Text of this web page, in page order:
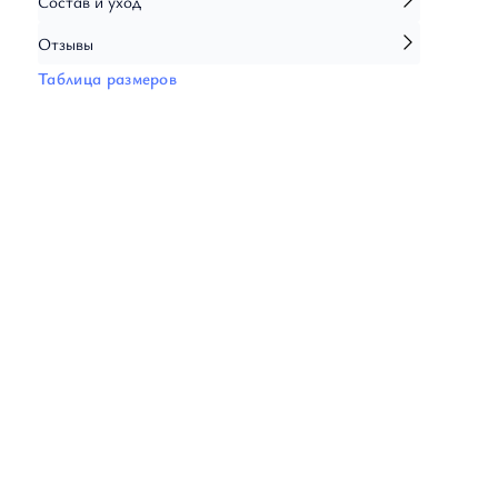
Кардиганы
Отзывы
Таблица размеров